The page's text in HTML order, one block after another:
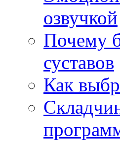
озвучкой
Почему
суставов
Как